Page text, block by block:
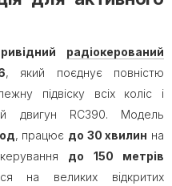
радіокерований
, який поєднує повністю
підвіску всіх коліс і
двигун RC390. Модель
, працює до 30 хвилин на
до 150 метрів
на великих відкритих